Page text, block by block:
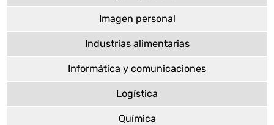
Imagen personal
Industrias alimentarias
Informática y comunicaciones
Logística
Química